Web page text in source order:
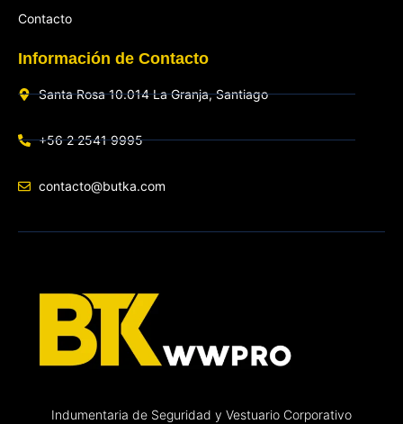
Contacto
Información de Contacto
Santa Rosa 10.014 La Granja, Santiago
+56 2 2541 9995
contacto@butka.com
Indumentaria de Seguridad y Vestuario Corporativo